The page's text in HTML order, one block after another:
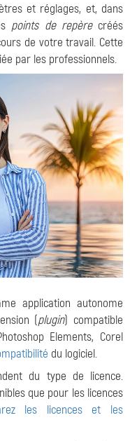
et réglages, et, dans
points de repèrecréés
de votre travail. Cette
par les professionnels.
application autonome
(plugin) compatible
Elements, Corel
du logiciel.
du type de licence.
que pour les licences
les licences et les